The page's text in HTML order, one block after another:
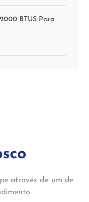
BTUS Para
através de um de